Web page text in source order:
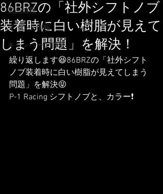
製品情報
イベント情報
キャンペーン情報
86BRZの「社外シフトノブ
装着時に白い樹脂が見えて
しまう問題」を解決！
繰り返します😆86BRZの「社外シフト
ノブ装着時に白い樹脂が見えてしまう
問題」を解決😝
P-1 Racing シフトノブと、カラー❗️